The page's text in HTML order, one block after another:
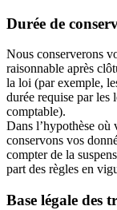
Durée de
Nous conserverons
raisonnable après
la loi (par exemple,
durée requise par les
comptable).
Dans l’hypothèse où
conservons vos
compter de la
part des règles en
Base légale des